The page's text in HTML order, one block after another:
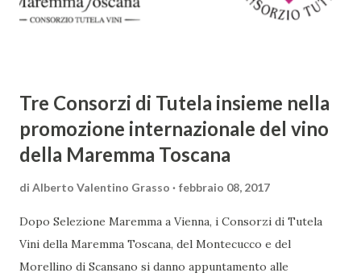
canti, composto da oltre 40.000 versi. Narra la storia
Tre Consorzi di Tutela insieme nella
promozione internazionale del vino
della Maremma Toscana
di Alberto Valentino Grasso febbraio 08, 2017
Dopo Selezione Maremma a Vienna, i Consorzi di Tutela
Vini della Maremma Toscana, del Montecucco e del
Morellino di Scansano si danno appuntamento alle